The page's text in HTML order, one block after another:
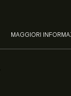
MAGGIORI